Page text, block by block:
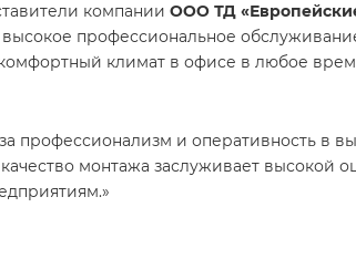
компании ООО ТД
профессиональное
климат в офисе в любое
за профессионализм и оперативность в
монтажа заслуживает